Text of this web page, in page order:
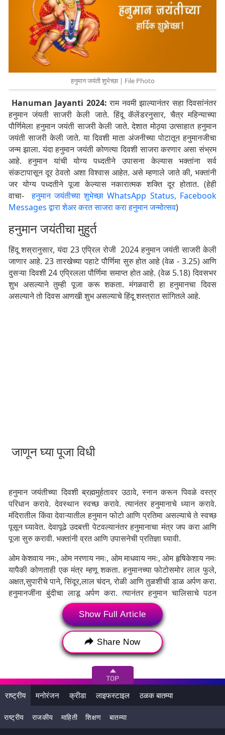
हनुमान जयंती शुभेच्छा | File Photo
Hanuman Jayanti 2024: राम नवमी झाल्यानंतर सहा दिवसांनंतर
हनुमान जंयती साजरी केली जाते. हिंदू कॅलेंडरनुसार, चैत्र महिन्याच्या
पौर्णिमेला हनुमान जयंती साजरी केली जाते. देशात मोठ्या उत्साहात हनुमान
जयंती साजरी केली जाते. या दिवशी माता अंजनीच्या पोटातून हनुमानजीचा
जन्म झाला. यंदा हनुमान जयंती कोणत्या दिवशी साजरा करणार असा संभ्रम
आहे. हनुमान यांची योग्य पध्दतीने उपासना केल्यास भक्तांना सर्व
संकटापासून दूर ठेवतो अशा विश्वास आहेत. असे म्हणाले जाते की, भक्तांनी
जर योग्य पध्दतीने पूजा केल्यास नकारात्मक शक्ति दूर होतात. (हेही
वाचा-
हनुमान जयंतीच्या शुभेच्छा WhatsApp Status, Facebook
Messages द्वारा शेअर करत साजरा करा हनुमान जन्मोत्सव)
हनुमान जयंतीचा मुहुर्त
हिंदू शस्रानुसार, यंदा 23 एप्रिल रोजी 2024 हनुमान जयंती साजरी केली
जाणार आहे. 23 तारखेच्या पहाटे पौर्णिमा सुरु होत आहे (वेळ - 3.25) आणि
दुसऱ्या दिवशी 24 एप्रिलला पौर्णिमा समाप्त होत आहे. (वेळ 5.18) दिवसभर
शुभ असल्याने तुम्ही पूजा करू शकता. मंगळवारी हा हनुमानचा दिवस
असल्याने तो दिवस आणखी शुभ असल्याचे हिंदू शस्त्रात सांगितले आहे.
जाणून घ्या पूजा विधी
हनुमान जयंतीच्या दिवशी ब्रह्ममुर्हतावर उठावे, स्नान करून पिवळे वस्त्र
परिधान करावे. देवस्थान स्वच्छ करावे. त्यानंतर हनुमानाचे ध्यान करावे.
मंदिरातील किंवा देवाऱ्यातील हनुमान फोटो आणि प्रतिमा असल्याचे ते स्वच्छ
पूसून घ्यावेत. देवापूढे उदबत्ती पेटवल्यानंतर हनुमानाचा मंत्र जप करा आणि
पूजा सुरु करावी. भक्तांनी व्रत आणि उपासनेची प्रतिज्ञा घ्यावी.
ओम केशवाय नमः, ओम नरणाय नमः, ओम माधवाय नमः, ओम हृषिकेशाय नमः
यापैकी कोणताही एक मंत्र म्हणू शकता. हनुमानच्या फोटोसमोर लाल फुले,
अक्षत,सुपारीचे पाने, सिंदूर,लाल चंदन, रोळी आणि तुळशीची डाळ अर्पण करा.
हनुमानजींना बुंदीचा लाडू अर्पण करा. त्यानंतर हनुमान चालिसाचे पठन
किंवा सुंदरकांड पाठ करा. त्यानंतर हनुमानजीच्या आरतीने पूजेची सांगता
Show Full Article
Share Now
राष्ट्रीय मनोरंजन क्रीडा लाइफस्टाइल ठळक बातम्या
राष्ट्रीय राजकीय माहिती शिक्षण बातम्या